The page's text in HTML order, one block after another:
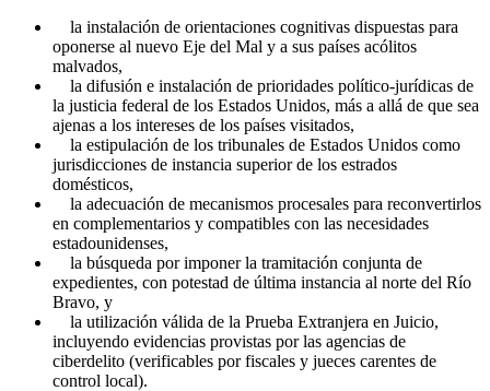
la instalación de orientaciones cognitivas dispuestas para
oponerse al nuevo Eje del Mal y a sus países acólitos
malvados,
la difusión e instalación de prioridades político-jurídicas de
la justicia federal de los Estados Unidos, más a allá de que sea
ajenas a los intereses de los países visitados,
la estipulación de los tribunales de Estados Unidos como
jurisdicciones de instancia superior de los estrados
domésticos,
la adecuación de mecanismos procesales para reconvertirlos
en complementarios y compatibles con las necesidades
estadounidenses,
la búsqueda por imponer la tramitación conjunta de
expedientes, con potestad de última instancia al norte del Río
Bravo, y
la utilización válida de la Prueba Extranjera en Juicio,
incluyendo evidencias provistas por las agencias de
ciberdelito (verificables por fiscales y jueces carentes de
control local).